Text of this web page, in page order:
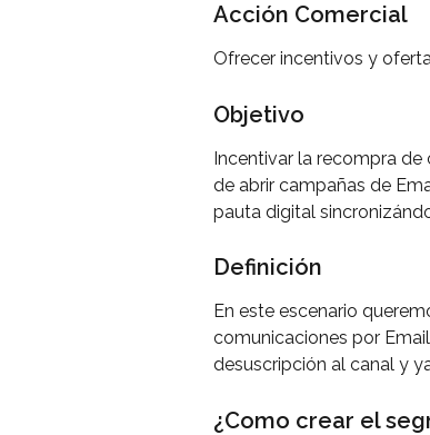
Acción Comercial
Ofrecer incentivos y
Objetivo
Incentivar la recompra
de abrir campañas de
pauta digital
Definición
En este escenario
comunicaciones por
desuscripción al canal y
¿Como crear el